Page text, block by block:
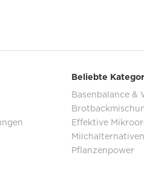
Beliebte
Basenbalance &
Effektive
Milchalternativen
Pflanzenpower